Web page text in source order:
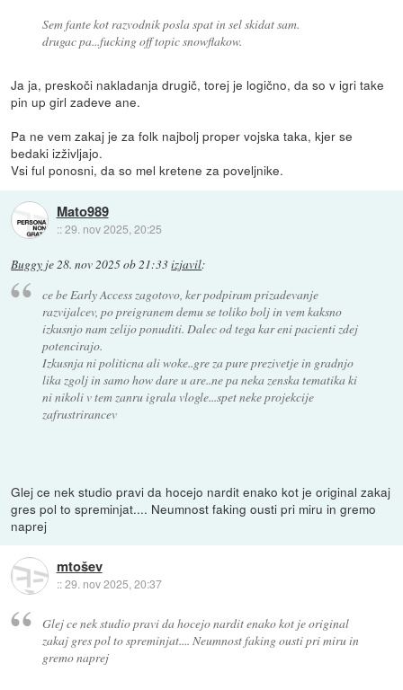
Sem fante kot razvodnik posla spat in sel skidat sam.
drugac pa...fucking off topic snowflakow.
Ja ja, preskoči nakladanja drugič, torej je logično, da so v igri take
pin up girl zadeve ane.
Pa ne vem zakaj je za folk najbolj proper vojska taka, kjer se
bedaki izživljajo.
Vsi ful ponosni, da so mel kretene za poveljnike.
Mato989
::29. nov 2025, 20:25
Buggy je28. nov 2025 ob 21:33izjavil:
ce be Early Access zagotovo, ker podpiram prizadevanje
razvijalcev, po preigranem demu se toliko bolj in vem kaksno
izkusnjo nam zelijo ponuditi. Dalec od tega kar eni pacienti zdej
potencirajo.
Izkusnja ni politicna ali woke..gre za pure prezivetje in gradnjo
lika zgolj in samo how dare u are..ne pa neka zenska tematika ki
ni nikoli v tem zanru igrala vlogle...spet neke projekcije
zafrustrirancev
Glej ce nek studio pravi da hocejo nardit enako kot je original zakaj
gres pol to spreminjat.... Neumnost faking ousti pri miru in gremo
naprej
mtošev
::29. nov 2025, 20:37
Glej ce nek studio pravi da hocejo nardit enako kot je original
zakaj gres pol to spreminjat.... Neumnost faking ousti pri miru in
gremo naprej